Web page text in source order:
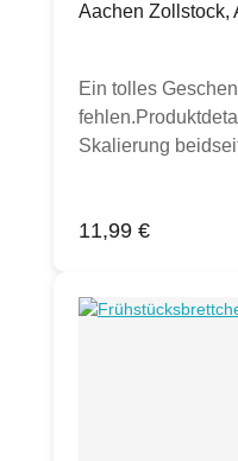
Aachen Zollstock,
Ein tolles
Skalierung
Regulärer Preis:
11,99 €